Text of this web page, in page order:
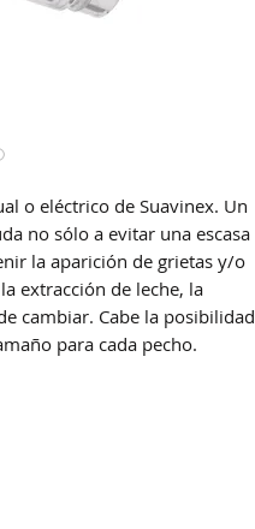
o eléctrico de Suavinex. Un
no sólo a evitar una escasa
la aparición de grietas y/o
extracción de leche, la
cambiar. Cabe la posibilidad
para cada pecho.